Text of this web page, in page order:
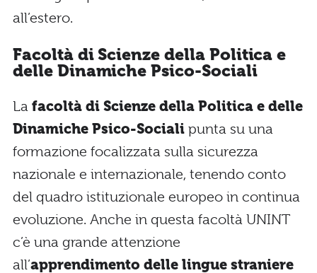
all’estero.
Facoltà di Scienze della Politica e
delle Dinamiche Psico-Sociali
La facoltà di Scienze della Politica e delle
Dinamiche Psico-Sociali punta su una
formazione focalizzata sulla sicurezza
nazionale e internazionale, tenendo conto
del quadro istituzionale europeo in continua
evoluzione. Anche in questa facoltà UNINT
c’è una grande attenzione
all’apprendimento delle lingue straniere